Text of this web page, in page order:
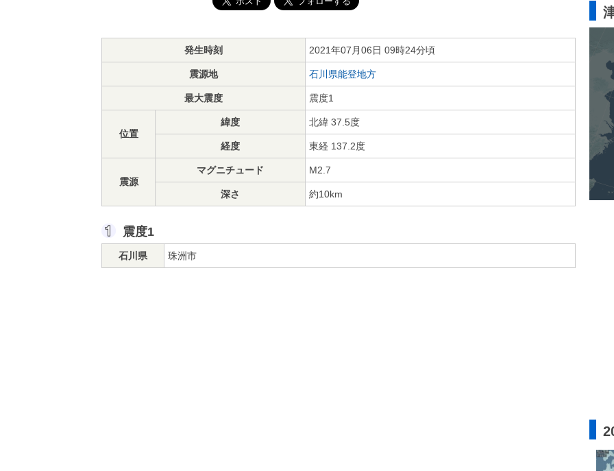
発生時刻 2021年07月06日 09時24分頃
震源地 石川県能登地方
最大震度 震度1
位置
緯度 北緯 37.5度
経度 東経 137.2度
震源
マグニチュード M2.7
深さ 約10km
震度1
石川県 珠洲市